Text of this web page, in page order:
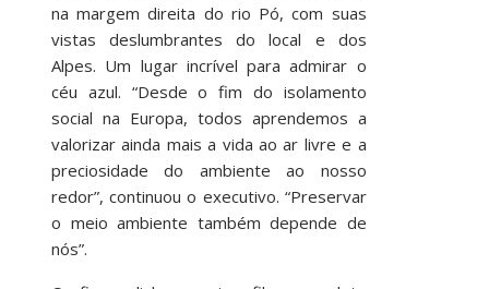
na margem direita do rio Pó, com suas
vistas deslumbrantes do local e dos
Alpes. Um lugar incrível para admirar o
céu azul. “Desde o fim do isolamento
social na Europa, todos aprendemos a
valorizar ainda mais a vida ao ar livre e a
preciosidade do ambiente ao nosso
redor”, continuou o executivo. “Preservar
o meio ambiente também depende de
nós”.